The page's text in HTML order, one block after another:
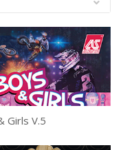
Girls V.5